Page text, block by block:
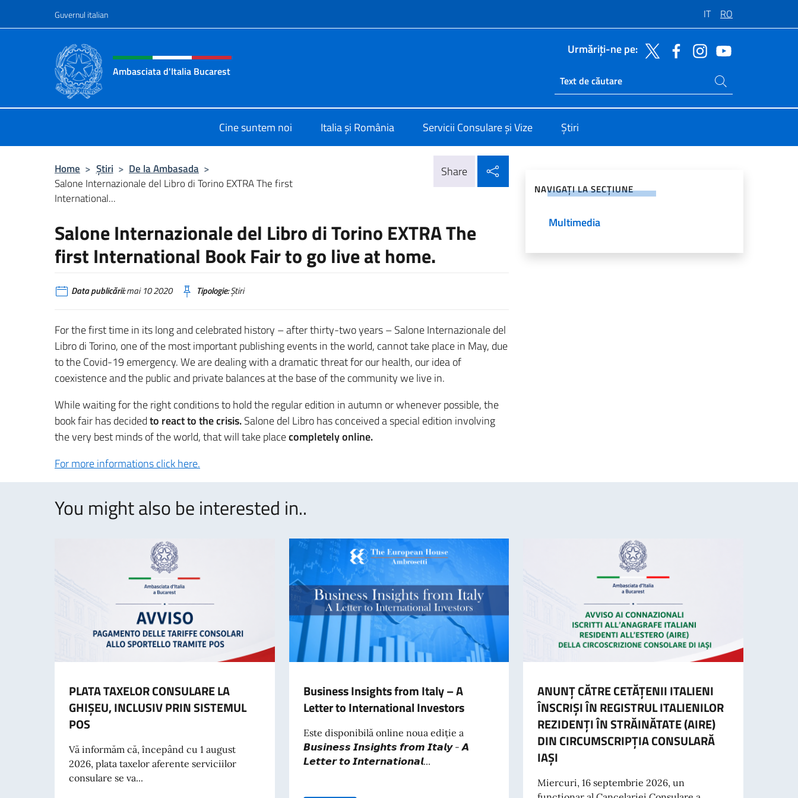
Guvernul italian IT RO
Header, social and menu of site
Ambasciata d'Italia Bucarest
Urmăriți-ne pe:
Ricerca sito live
Caută pe site
Cine suntem noi Italia și România Servicii Consulare și Vize Știri
Home > Știri > De la Ambasada >
Salone Internazionale del Libro di Torino EXTRA The first
International...
Share
Salone Internazionale del Libro di Torino EXTRA The
first International Book Fair to go live at home.
Data publicării:mai 10 2020 Tipologie:Știri
For the first time in its long and celebrated history – after thirty-two years – Salone Internazionale del
Libro di Torino, one of the most important publishing events in the world, cannot take place in May, due
to the Covid-19 emergency. We are dealing with a dramatic threat for our health, our idea of
coexistence and the public and private balances at the base of the community we live in.
While waiting for the right conditions to hold the regular edition in autumn or whenever possible, the
book fair has decidedto react to the crisis.Salone del Libro has conceived a special edition involving
the very best minds of the world, that will take placecompletely online.
For more informations click here.
NAVIGAȚI LA SECȚIUNE
Multimedia
You might also be interested in..
PLATA TAXELOR CONSULARE LA
GHIȘEU, INCLUSIV PRIN SISTEMUL
POS
Vă informăm că, începând cu 1 august
2026, plata taxelor aferente serviciilor
consulare se va...
Business Insights from Italy – A
Letter to International Investors
Este disponibilă online noua ediție a
𝘽𝙪𝙨𝙞𝙣𝙚𝙨𝙨 𝙄𝙣𝙨𝙞𝙜𝙝𝙩𝙨 𝙛𝙧𝙤𝙢 𝙄𝙩𝙖𝙡𝙮 - 𝘼
𝙇𝙚𝙩𝙩𝙚𝙧 𝙩𝙤 𝙄𝙣𝙩𝙚𝙧𝙣𝙖𝙩𝙞𝙤𝙣𝙖𝙡...
ANUNȚ CĂTRE CETĂȚENII ITALIENI
ÎNSCRIȘI ÎN REGISTRUL ITALIENILOR
REZIDENȚI ÎN STRĂINĂTATE (AIRE)
DIN CIRCUMSCRIPȚIA CONSULARĂ
IAȘI
Miercuri, 16 septembrie 2026, un